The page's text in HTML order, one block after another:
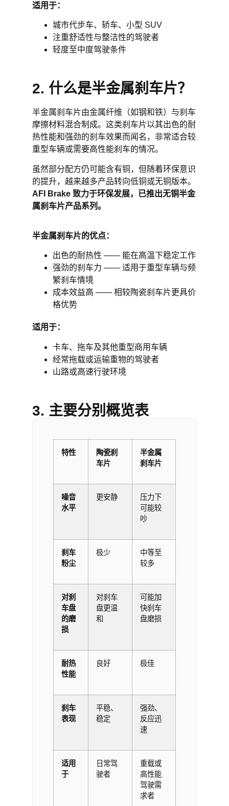
适用于：
城市代步车、轿车、小型 SUV
注重舒适性与整洁性的驾驶者
轻度至中度驾驶条件
2. 什么是半金属刹车片？
半金属刹车片由金属纤维（如钢和铁）与刹车
摩擦材料混合制成。这类刹车片以其出色的耐
热性能和强劲的刹车效果而闻名，非常适合较
重型车辆或需要高性能刹车的情况。
虽然部分配方仍可能含有铜，但随着环保意识
的提升，越来越多产品转向低铜或无铜版本。
AFI Brake 致力于环保发展，已推出无铜半金
属刹车片产品系列。
半金属刹车片的优点：
出色的耐热性 —— 能在高温下稳定工作
强劲的刹车力 —— 适用于重型车辆与频
繁刹车情境
成本效益高 —— 相较陶瓷刹车片更具价
格优势
适用于：
卡车、拖车及其他重型商用车辆
经常拖载或运输重物的驾驶者
山路或高速行驶环境
3. 主要分别概览表
特性
陶瓷刹
车片
半金属
刹车片
噪音
水平
更安静
压力下
可能较
吵
刹车
粉尘
极少
中等至
较多
对刹
车盘
的磨
损
对刹车
盘更温
和
可能加
快刹车
盘磨损
耐热
性能
良好 极佳
刹车
表现
平稳、
稳定
强劲、
反应迅
速
适用
于
日常驾
驶者
重载或
高性能
驾驶需
求者